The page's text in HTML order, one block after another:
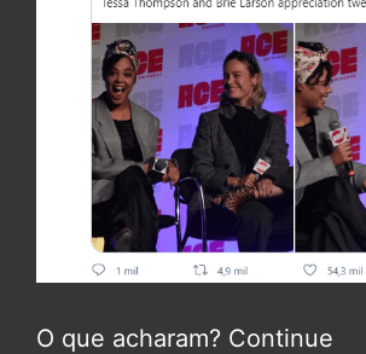
O que acharam? Continue